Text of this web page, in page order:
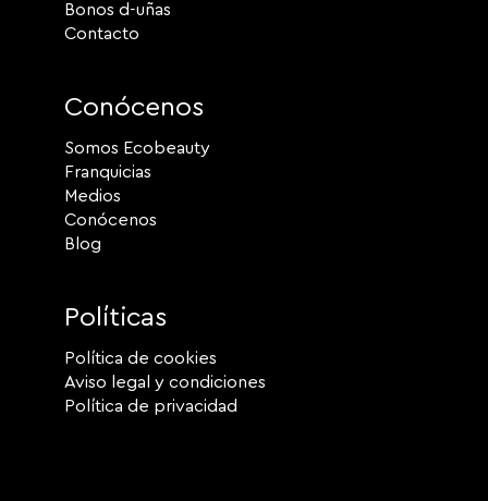
Bonos d-uñas
Contacto
Conócenos
Somos Ecobeauty
Franquicias
Medios
Conócenos
Blog
Políticas
Política de cookies
Aviso legal y condiciones
Política de privacidad